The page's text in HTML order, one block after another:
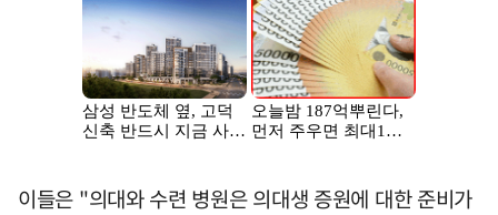
이들은 "의대와 수련 병원은 의대생 증원에 대한 준비가